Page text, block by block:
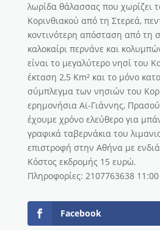
λωρίδα θάλασσας που χωρίζει
Κορινθιακού από τη Στερεά,
κοντινότερη απόσταση από τη
καλοκαίρι περνάνε και
είναι το μεγαλύτερο νησί του
έκταση 2,5 Km² και το μόνο
σύμπλεγμα των νησιών του
ερημονήσια Αϊ-Γιάννης,
έχουμε χρόνο ελεύθερο για
γραφικά ταβερνάκια του
επιστροφή στην Αθήνα με
Κόστος εκδρομής 15 ευρώ.
Πληροφορίες: 2107763638
Facebook